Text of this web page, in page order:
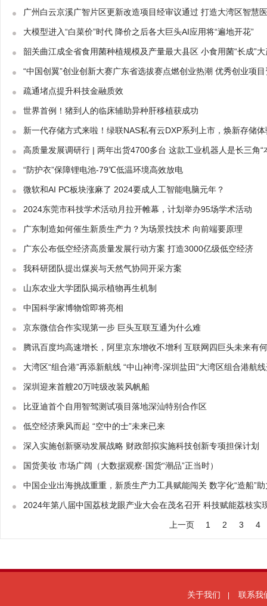
广州白云京溪广智片区更新改造项目经审议通过 打造大湾区智慧
大模型进入“白菜价”时代 降价之后各大巨头AI应用将“遍地开花”
韶关曲江成全省食用菌种植规模及产量最大县区 小食用菌“长成”大
“中国创翼”创业创新大赛广东省选拔赛点燃创业热潮 优秀创业项
疏通堵点提升科技金融质效
世界首例！猪到人的临床辅助异种肝移植获成功
新一代存储方式来啦！绿联NAS私有云DXP系列上市，焕新存储体
高质量发展调研行 | 两年出货4700多台 这款工业机器人是长三角“
“防护衣”保障锂电池-79℃低温环境高效放电
微软和AI PC板块涨麻了 2024要成人工智能电脑元年？
2024东莞市科技学术活动月拉开帷幕，计划举办95场学术活动
广东制造如何催生新质生产力？为场景找技术 向前端要原理
广东公布低空经济高质量发展行动方案 打造3000亿级低空经济
我科研团队提出煤炭与天然气协同开采方案
山东农业大学团队揭示植物再生机制
中国科学家博物馆即将亮相
京东微信合作实现第一步 巨头互联互通为什么难
腾讯百度均高速增长，阿里京东增收不增利 互联网四巨头未来有
大湾区“组合港”再添新航线 “中山神湾-深圳盐田”大湾区组合港航
深圳迎来首艘20万吨级改装风帆船
比亚迪首个自用智驾测试项目落地深汕特别合作区
低空经济乘风而起 “空中的士”未来已来
深入实施创新驱动发展战略 财政部拟实施科技创新专项担保计划
国货美妆 市场广阔（大数据观察·国货“潮品”正当时）
中国企业出海挑战重重，新质生产力工具赋能闯关 数字化“造船”助
2024年第八届中国荔枝龙眼产业大会在茂名召开 科技赋能荔枝实
上一页 1 2 3 4